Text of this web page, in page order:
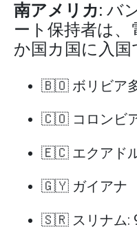
南アメリカ: バ
ート保持者は
か国カ国に入国
🇧🇴 ボリビア
🇨🇴 コロンビ
🇪🇨 エクアド
🇬🇾 ガイアナ
🇸🇷 スリナム: